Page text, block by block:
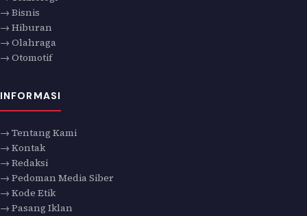
→ Bisnis
→ Hiburan
→ Olahraga
→ Otomotif
INFORMASI
→ Tentang Kami
→ Kontak
→ Redaksi
→ Pedoman Media Siber
→ Kode Etik
→ Pasang Iklan